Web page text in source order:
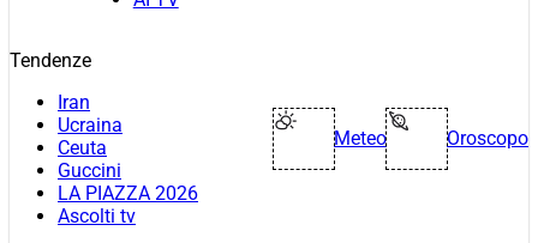
Tendenze
Iran
Ucraina
Ceuta
Guccini
LA PIAZZA 2026
Ascolti tv
Meteo Oroscopo